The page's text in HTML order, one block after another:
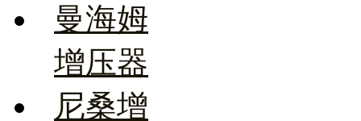
曼海姆
增压器
尼桑增